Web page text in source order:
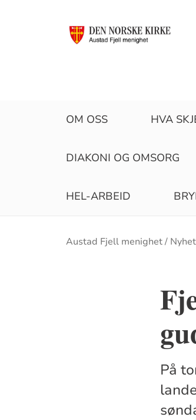
OM OSS HVA
DIAKONI OG OMSORG
HEL-ARBEID
Brødsmulesti
Austad Fjell menighet
På